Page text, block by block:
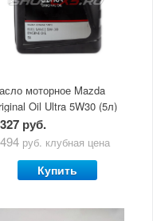
моторное Mazda
Oil Ultra 5W30 (5л)
руб.
руб. клубная цена
Купить